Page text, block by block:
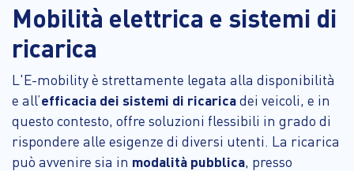
Mobilità elettrica e sistemi di
ricarica
L'E-mobility è strettamente legata alla disponibilità
e all’efficacia dei sistemi di ricaricadei veicoli, e in
questo contesto, offre soluzioni flessibili in grado di
rispondere alle esigenze di diversi utenti. La ricarica
può avvenire sia in modalità pubblica, presso